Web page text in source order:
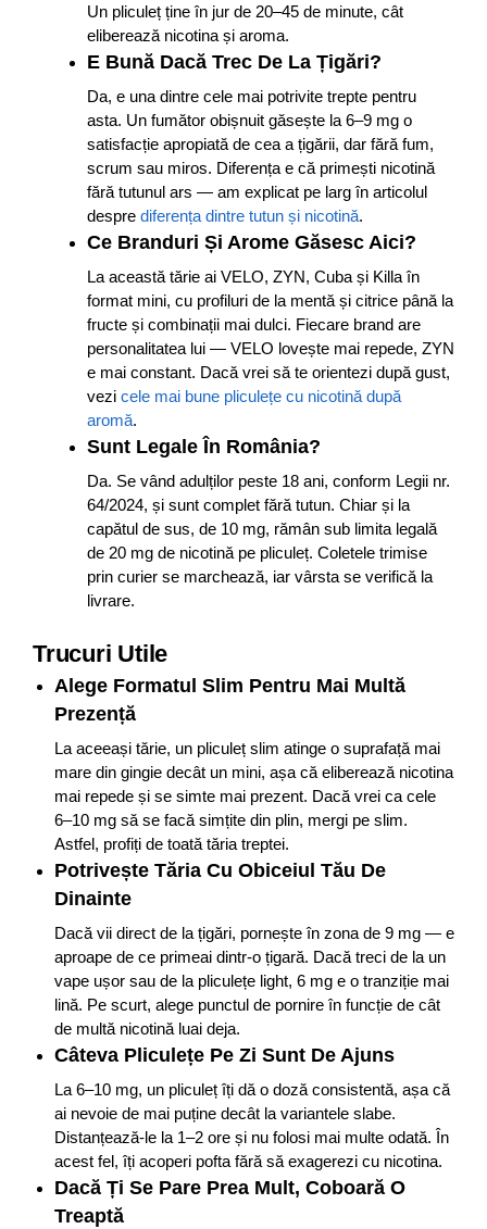
Un pliculeț ține în jur de 20–45 de minute, cât
eliberează nicotina și aroma.
E Bună Dacă Trec De La Țigări?
Da, e una dintre cele mai potrivite trepte pentru
asta. Un fumător obișnuit găsește la 6–9 mg o
satisfacție apropiată de cea a țigării, dar fără fum,
scrum sau miros. Diferența e că primești nicotină
fără tutunul ars — am explicat pe larg în articolul
despre diferența dintre tutun și nicotină.
Ce Branduri Și Arome Găsesc Aici?
La această tărie ai VELO, ZYN, Cuba și Killa în
format mini, cu profiluri de la mentă și citrice până la
fructe și combinații mai dulci. Fiecare brand are
personalitatea lui — VELO lovește mai repede, ZYN
e mai constant. Dacă vrei să te orientezi după gust,
vezi cele mai bune pliculețe cu nicotină după
aromă.
Sunt Legale În România?
Da. Se vând adulților peste 18 ani, conform Legii nr.
64/2024, și sunt complet fără tutun. Chiar și la
capătul de sus, de 10 mg, rămân sub limita legală
de 20 mg de nicotină pe pliculeț. Coletele trimise
prin curier se marchează, iar vârsta se verifică la
livrare.
Trucuri Utile
Alege Formatul Slim Pentru Mai Multă
Prezență
La aceeași tărie, un pliculeț slim atinge o suprafață mai
mare din gingie decât un mini, așa că eliberează nicotina
mai repede și se simte mai prezent. Dacă vrei ca cele
6–10 mg să se facă simțite din plin, mergi pe slim.
Astfel, profiți de toată tăria treptei.
Potrivește Tăria Cu Obiceiul Tău De
Dinainte
Dacă vii direct de la țigări, pornește în zona de 9 mg — e
aproape de ce primeai dintr-o țigară. Dacă treci de la un
vape ușor sau de la pliculețe light, 6 mg e o tranziție mai
lină. Pe scurt, alege punctul de pornire în funcție de cât
de multă nicotină luai deja.
Câteva Pliculețe Pe Zi Sunt De Ajuns
La 6–10 mg, un pliculeț îți dă o doză consistentă, așa că
ai nevoie de mai puține decât la variantele slabe.
Distanțează-le la 1–2 ore și nu folosi mai multe odată. În
acest fel, îți acoperi pofta fără să exagerezi cu nicotina.
Dacă Ți Se Pare Prea Mult, Coboară O
Treaptă